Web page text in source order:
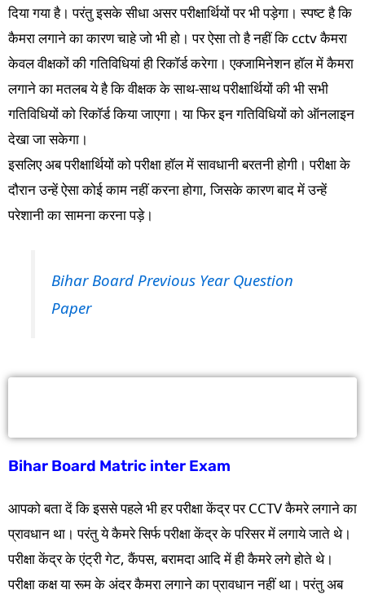
दिया गया है। परंतु इसके सीधा असर परीक्षार्थियों पर भी पड़ेगा। स्पष्ट है कि
कैमरा लगाने का कारण चाहे जो भी हो। पर ऐसा तो है नहीं कि cctv कैमरा
केवल वीक्षकों की गतिविधियां ही रिकॉर्ड करेगा। एक्जामिनेशन हॉल में कैमरा
लगाने का मतलब ये है कि वीक्षक के साथ-साथ परीक्षार्थियों की भी सभी
गतिविधियों को रिकॉर्ड किया जाएगा। या फिर इन गतिविधियों को ऑनलाइन
देखा जा सकेगा।
इसलिए अब परीक्षार्थियों को परीक्षा हॉल में सावधानी बरतनी होगी। परीक्षा के
दौरान उन्हें ऐसा कोई काम नहीं करना होगा, जिसके कारण बाद में उन्हें
परेशानी का सामना करना पड़े।
Bihar Board Previous Year Question
Paper
Bihar Board Matric inter Exam
आपको बता दें कि इससे पहले भी हर परीक्षा केंद्र पर CCTV कैमरे लगाने का
प्रावधान था। परंतु ये कैमरे सिर्फ परीक्षा केंद्र के परिसर में लगाये जाते थे।
परीक्षा केंद्र के एंट्री गेट, कैंपस, बरामदा आदि में ही कैमरे लगे होते थे।
परीक्षा कक्ष या रूम के अंदर कैमरा लगाने का प्रावधान नहीं था। परंतु अब